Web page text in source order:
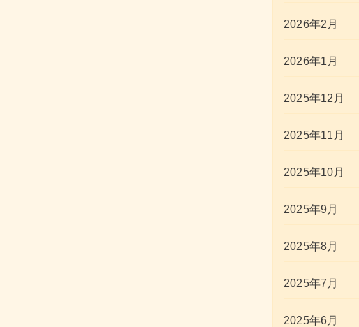
2026年2月
2026年1月
2025年12月
2025年11月
2025年10月
2025年9月
2025年8月
2025年7月
2025年6月